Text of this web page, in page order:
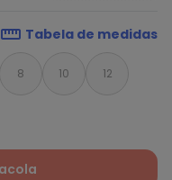
Tabela de medidas
8 10 12